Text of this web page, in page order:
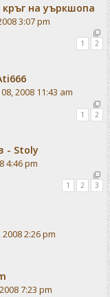
на уъркшопа
3:07 pm
1 2
2008 11:43 am
1 2
- Stoly
4:46 pm
1 2 3
2:26 pm
7:23 pm